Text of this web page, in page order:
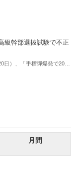
級幹部選抜試験で不正
日）、「手榴弾爆発で20代
月間